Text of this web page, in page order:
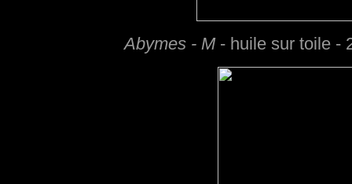
Abymes - M - huile sur toile -